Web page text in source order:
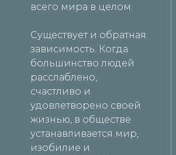
всего мира в целом.
Существует и обратная
зависимость. Когда
большинство людей
расслаблено,
счастливо и
удовлетворено своей
жизнью, в обществе
устанавливается мир,
изобилие и